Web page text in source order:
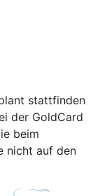
stattfinden
der GoldCard
beim
nicht auf den